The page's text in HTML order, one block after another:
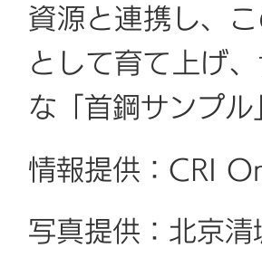
資源と連携し、
として育て上げ
な「首鋼サンプ
情報提供：CRI
写真提供：北京